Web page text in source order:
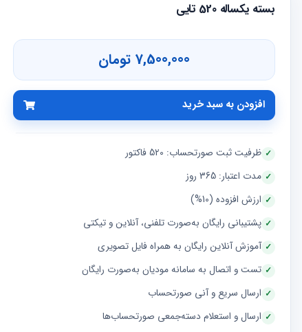
بسته یکساله 520 تایی
7,500,000 تومان
افزودن به سبد خرید
ظرفیت ثبت صورتحساب: 520 فاکتور
مدت اعتبار: 365 روز
ارزش افزوده (10%)
پشتیبانی رایگان به‌صورت تلفنی، آنلاین و تیکتی
آموزش آنلاین رایگان به همراه فایل تصویری
تست و اتصال به سامانه مودیان به‌صورت رایگان
ارسال سریع و آنی صورتحساب
ارسال و استعلام دسته‌جمعی صورتحساب‌ها